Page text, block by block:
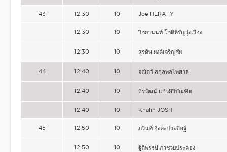
43 12:30 10 Joe HERATY
12:30 10 วิชยานนท์ โชติหิรัญรุ่งเรือง
12:30 10 สุรดิษ ยงค์เจริญชัย
44 12:40 10 จณัตว์ สกุลพลไพศาล
12:40 10 ถิรวัฒน์ แก้วศิริบัณฑิต
12:40 10 Khalin JOSHI
45 12:50 10 ภวินท์ อิงคะประดิษฐ์
12:50 10 ฐิติพรรษ์ ภาช่วยประคอง